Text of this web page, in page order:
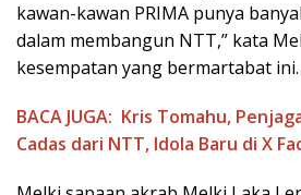
kawan-kawan PRIMA punya
dalam membangun NTT,” kata
kesempatan yang bermartabat ini.
BACA JUGA: Kris Tomahu,
Cadas dari NTT, Idola Baru di X